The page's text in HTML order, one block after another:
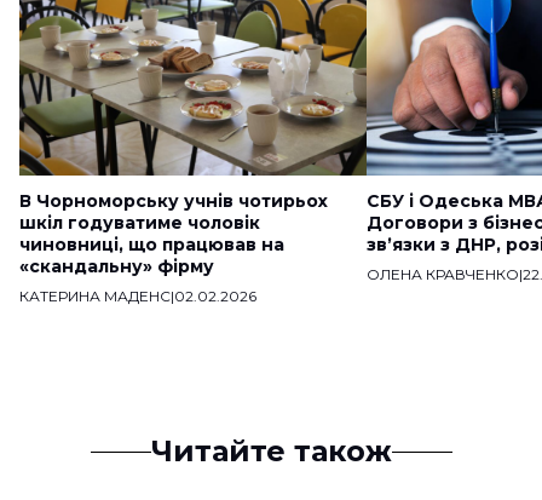
В Чорноморську учнів чотирьох
шкіл годуватиме чоловік
чиновниці, що працював на
«скандальну» фірму
КАТЕРИНА МАДЕНС|02.02.2026
СБУ і Одеська
Договори з
звʼязки з ДНР,
ОЛЕНА КРАВЧЕНКО|
Читайте також